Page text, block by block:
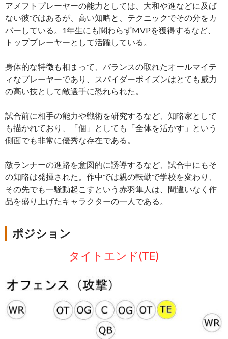
アメフトプレーヤーの能力としては、大和や進などに及ば
ない彼ではあるが、高い知略と、テクニックでその分をカ
バーしている。1年生にも関わらずMVPを獲得するなど、
トッププレーヤーとして活躍している。
身体的な特徴も相まって、バランスの取れたオールマイテ
ィなプレーヤーであり、スパイダーポイズンはとても威力
の高い技として敵選手に恐れられた。
試合前に相手の能力や戦術を研究するなど、知略家として
も描かれており、「個」としても「全体を活かす」という
側面でも非常に優秀な存在である。
敵ランナーの進路を意図的に誘導するなど、試合中にもそ
の知略は発揮された。作中では親の転勤で学校を変わり、
その先でも一騒動起こすという赤羽隼人は、間違いなく作
品を盛り上げたキャラクターの一人である。
ポジション
タイトエンド(TE)